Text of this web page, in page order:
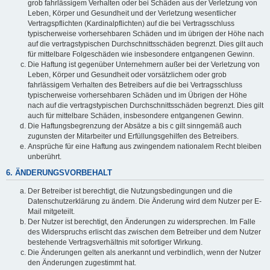
grob fahrlässigem Verhalten oder bei Schäden aus der Verletzung von
Leben, Körper und Gesundheit und der Verletzung wesentlicher
Vertragspflichten (Kardinalpflichten) auf die bei Vertragsschluss
typischerweise vorhersehbaren Schäden und im übrigen der Höhe nach
auf die vertragstypischen Durchschnittsschäden begrenzt. Dies gilt auch
für mittelbare Folgeschäden wie insbesondere entgangenen Gewinn.
Die Haftung ist gegenüber Unternehmern außer bei der Verletzung von
Leben, Körper und Gesundheit oder vorsätzlichem oder grob
fahrlässigem Verhalten des Betreibers auf die bei Vertragsschluss
typischerweise vorhersehbaren Schäden und im Übrigen der Höhe
nach auf die vertragstypischen Durchschnittsschäden begrenzt. Dies gilt
auch für mittelbare Schäden, insbesondere entgangenen Gewinn.
Die Haftungsbegrenzung der Absätze a bis c gilt sinngemäß auch
zugunsten der Mitarbeiter und Erfüllungsgehilfen des Betreibers.
Ansprüche für eine Haftung aus zwingendem nationalem Recht bleiben
unberührt.
6. ÄNDERUNGSVORBEHALT
Der Betreiber ist berechtigt, die Nutzungsbedingungen und die
Datenschutzerklärung zu ändern. Die Änderung wird dem Nutzer per E-
Mail mitgeteilt.
Der Nutzer ist berechtigt, den Änderungen zu widersprechen. Im Falle
des Widerspruchs erlischt das zwischen dem Betreiber und dem Nutzer
bestehende Vertragsverhältnis mit sofortiger Wirkung.
Die Änderungen gelten als anerkannt und verbindlich, wenn der Nutzer
den Änderungen zugestimmt hat.